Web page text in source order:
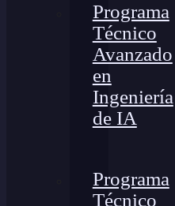
Programa
Técnico
Avanzado
en
Ingeniería
de IA
Programa
Técnico